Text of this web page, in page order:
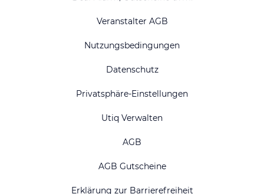
Veranstalter AGB
Nutzungsbedingungen
Datenschutz
Privatsphäre-Einstellungen
Utiq Verwalten
AGB
AGB Gutscheine
Erklärung zur Barrierefreiheit